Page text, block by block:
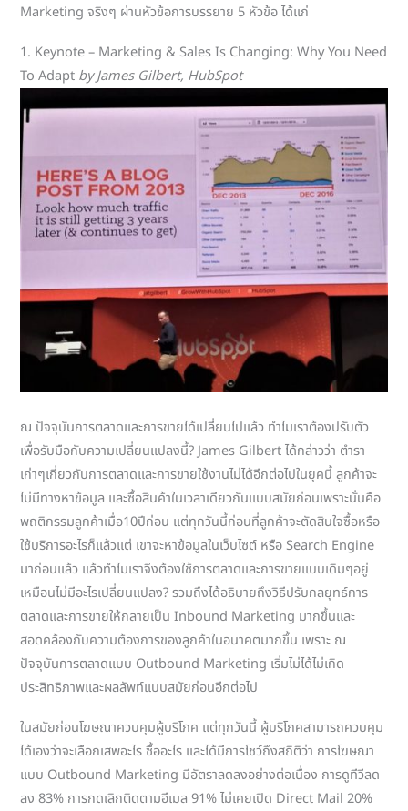
Marketing จริงๆ ผ่านหัวข้อการบรรยาย 5 หัวข้อ ได้แก่
1. Keynote – Marketing & Sales Is Changing: Why You Need
To Adapt by James Gilbert, HubSpot
ณ ปัจจุบันการตลาดและการขายได้เปลี่ยนไปแล้ว ทำไมเราต้องปรับตัว
เพื่อรับมือกับความเปลี่ยนแปลงนี้? James Gilbert ได้กล่าวว่า ตำรา
เก่าๆเกี่ยวกับการตลาดและการขายใช้งานไม่ได้อีกต่อไปในยุคนี้ ลูกค้าจะ
ไม่มีทางหาข้อมูล และซื้อสินค้าในเวลาเดียวกันแบบสมัยก่อนเพราะนั่นคือ
พถติกรรมลูกค้าเมื่อ10ปีก่อน แต่ทุกวันนี้ก่อนที่ลูกค้าจะตัดสินใจซื้อหรือ
ใช้บริการอะไรก็แล้วแต่ เขาจะหาข้อมูลในเว็บไซต์ หรือ Search Engine
มาก่อนแล้ว แล้วทำไมเราจึงต้องใช้การตลาดและการขายแบบเดิมๆอยู่
เหมือนไม่มีอะไรเปลี่ยนแปลง? รวมถึงได้อธิบายถึงวิธีปรับกลยุทธ์การ
ตลาดและการขายให้กลายเป็น Inbound Marketing มากขึ้นและ
สอดคล้องกับความต้องการของลูกค้าในอนาคตมากขึ้น เพราะ ณ
ปัจจุบันการตลาดแบบ Outbound Marketing เริ่มไม่ได้ไม่เกิด
ประสิทธิภาพและผลลัพท์แบบสมัยก่อนอีกต่อไป
ในสมัยก่อนโฆษณาควบคุมผู้บริโภค แต่ทุกวันนี้ ผู้บริโภคสามารถควบคุม
ได้เองว่าจะเลือกเสพอะไร ซื้ออะไร และได้มีการโชว์ถึงสถิติว่า การโฆษณา
แบบ Outbound Marketing มีอัตราลดลงอย่างต่อเนื่อง การดูทีวีลด
ลง 83% การกดเลิกติดตามอีเมล 91% ไม่เคยเปิด Direct Mail 20%